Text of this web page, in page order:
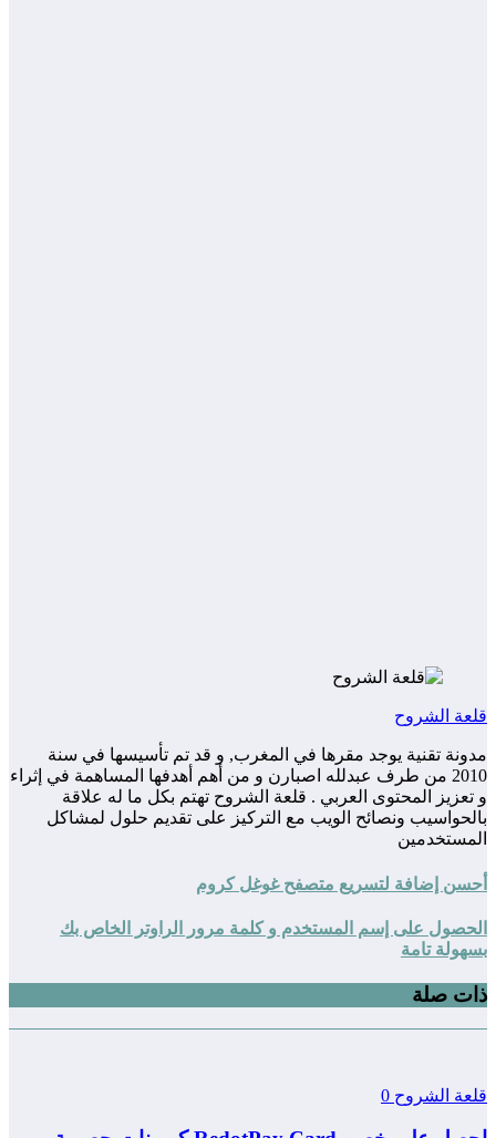
قلعة الشروح
مدونة تقنية يوجد مقرها في المغرب, و قد تم تأسيسها في سنة
2010 من طرف عبدلله اصبارن و من أهم أهدفها المساهمة في إثراء
و تعزيز المحتوى العربي . قلعة الشروح تهتم بكل ما له علاقة
بالحواسيب ونصائح الويب مع التركيز على تقديم حلول لمشاكل
المستخدمين
أحسن إضافة لتسريع متصفح غوغل كروم
الحصول على إسم المستخدم و كلمة مرور الراوتر الخاص بك
بسهولة تامة
ذات صلة
قلعة الشروح 0